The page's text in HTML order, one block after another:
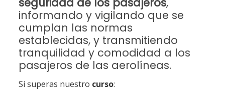
informando y vigilando que se
cumplan las normas
establecidas, y transmitiendo
tranquilidad y comodidad a los
pasajeros de las aerolíneas.
Si superas nuestro curso: